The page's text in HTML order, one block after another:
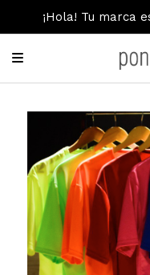
¡Hola! Tu marca